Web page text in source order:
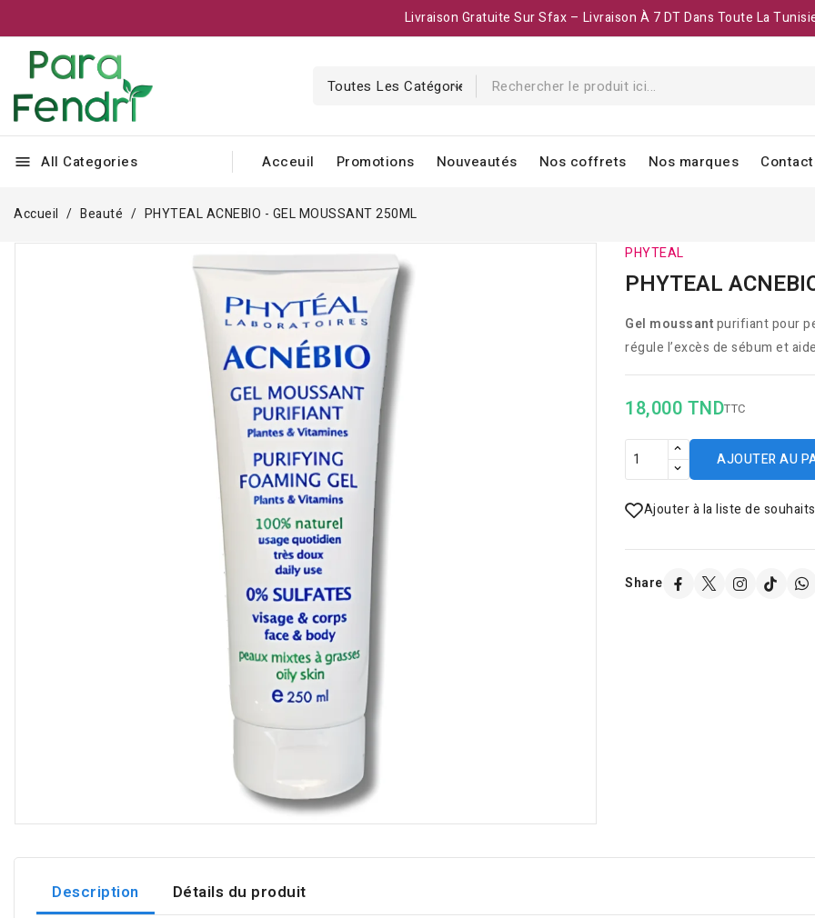
Livraison Gratuite Sur Sfax – Livraison À 7 DT Dans Toute La
menu All Categories Acceuil Promotions Nouveautés Nos coffrets Nos marques
Accueil Beauté PHYTEAL ACNEBIO - GEL MOUSSANT 250ML
PHYTEAL
PHYTEAL
Gel moussantpurifiant pour
régule l’excès de sébum et
18,000 TNDTTC
AJOUTER AU
Ajouter à la liste de souhaits
Share
Description Détails du produit